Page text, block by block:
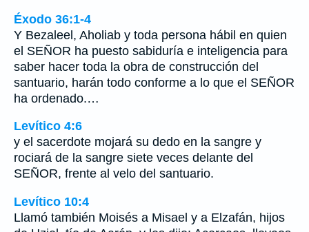
Éxodo 36:1-4
Y Bezaleel, Aholiab y toda persona hábil en quien
el SEÑOR ha puesto sabiduría e inteligencia para
saber hacer toda la obra de construcción del
santuario, harán todo conforme a lo que el SEÑOR
ha ordenado.…
Levítico 4:6
y el sacerdote mojará su dedo en la sangre y
rociará de la sangre siete veces delante del
SEÑOR, frente al velo del santuario.
Levítico 10:4
Llamó también Moisés a Misael y a Elzafán, hijos